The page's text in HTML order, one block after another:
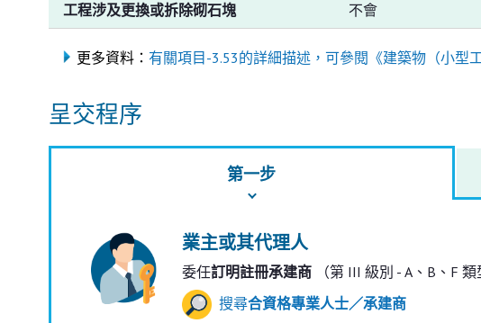
工程涉及更換或拆除砌石塊
不會
更多資料： 有關項目-3.53的詳細描述，可參閱《建築物（小型
呈交程序
第一步
業主或其代理人
委任訂明註冊承建商（第 III 級別 - A、B、F 類
搜尋合資格專業人士／承建商